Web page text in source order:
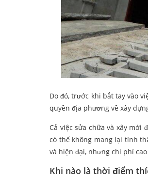
Do đó, trước khi bắt tay vào
quyền địa phương về xây
Cả việc sửa chữa và xây
có thể không mang lại tính
và hiện đại, nhưng chi phí
Khi nào là thời điểm